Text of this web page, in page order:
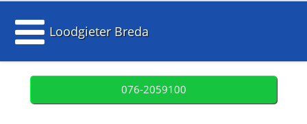
Loodgieter Breda
076-2059100